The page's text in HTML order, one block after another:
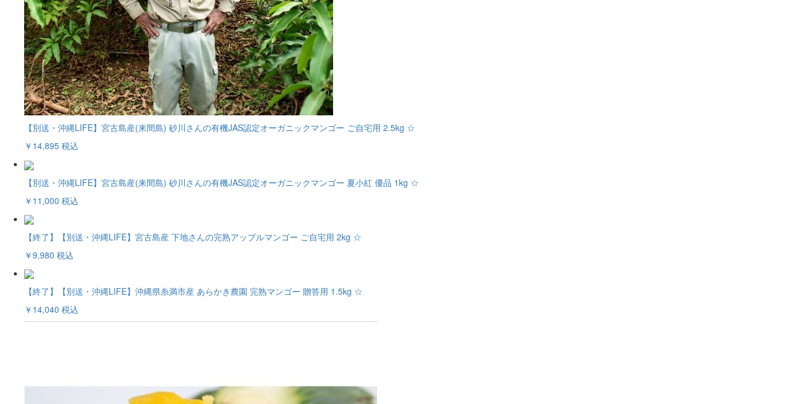
【別送・沖縄LIFE】宮古島産(来間島) 砂川さんの有機JAS認定オーガニックマンゴー ご自宅用 2.5kg ☆
￥14,895 税込
【別送・沖縄LIFE】宮古島産(来間島) 砂川さんの有機JAS認定オーガニックマンゴー 夏小紅 優品 1kg ☆
￥11,000 税込
【終了】【別送・沖縄LIFE】宮古島産 下地さんの完熟アップルマンゴー ご自宅用 2kg ☆
￥9,980 税込
【終了】【別送・沖縄LIFE】沖縄県糸満市産 あらかき農園 完熟マンゴー 贈答用 1.5kg ☆
￥14,040 税込